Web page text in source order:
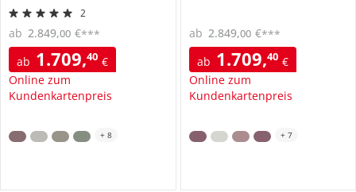
2
ab 1.709,40 €
Online zum
Kundenkartenpreis
ab 2.849,00 €***
+ 8
ab 1.709,40 €
Online zum
Kundenkartenpreis
ab 2.849,00 €***
+ 7